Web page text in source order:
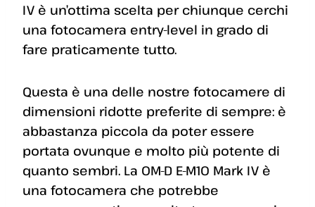
IV è un’ottima scelta per chiunque cerchi
una fotocamera entry-level in grado di
fare praticamente tutto.
Questa è una delle nostre fotocamere di
dimensioni ridotte preferite di sempre: è
abbastanza piccola da poter essere
portata ovunque e molto più potente di
quanto sembri. La OM-D E-M10 Mark IV è
una fotocamera che potrebbe